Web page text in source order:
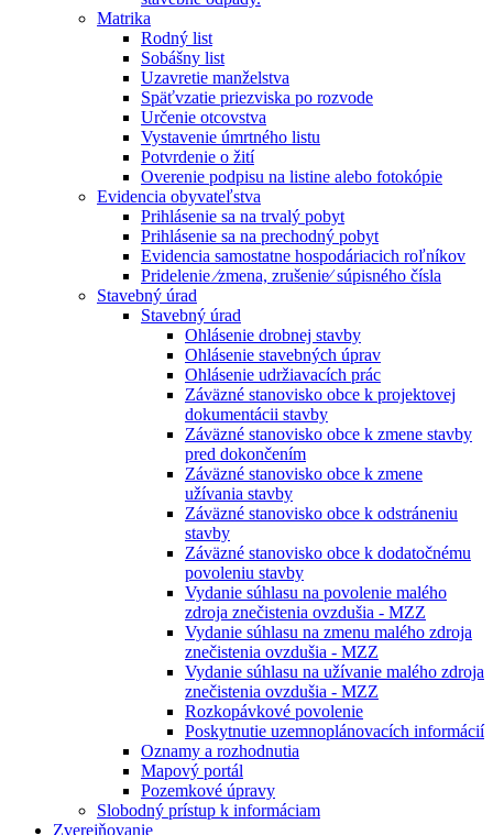
Matrika
Rodný list
Sobášny list
Uzavretie manželstva
Späťvzatie priezviska po rozvode
Určenie otcovstva
Vystavenie úmrtného listu
Potvrdenie o žití
Overenie podpisu na listine alebo fotokópie
Evidencia obyvateľstva
Prihlásenie sa na trvalý pobyt
Prihlásenie sa na prechodný pobyt
Evidencia samostatne hospodáriacich roľníkov
Pridelenie ⁄zmena, zrušenie⁄ súpisného čísla
Stavebný úrad
Stavebný úrad
Ohlásenie drobnej stavby
Ohlásenie stavebných úprav
Ohlásenie udržiavacích prác
Záväzné stanovisko obce k projektovej
dokumentácii stavby
Záväzné stanovisko obce k zmene stavby
pred dokončením
Záväzné stanovisko obce k zmene
užívania stavby
Záväzné stanovisko obce k odstráneniu
stavby
Záväzné stanovisko obce k dodatočnému
povoleniu stavby
Vydanie súhlasu na povolenie malého
zdroja znečistenia ovzdušia - MZZ
Vydanie súhlasu na zmenu malého zdroja
znečistenia ovzdušia - MZZ
Vydanie súhlasu na užívanie malého zdroja
znečistenia ovzdušia - MZZ
Rozkopávkové povolenie
Poskytnutie uzemnoplánovacích informácií
Oznamy a rozhodnutia
Mapový portál
Pozemkové úpravy
Slobodný prístup k informáciam
Zverejňovanie